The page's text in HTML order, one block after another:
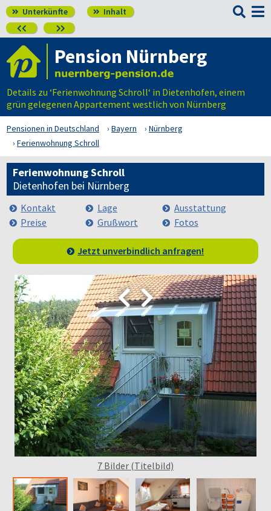
 Unterkünfte  Inhalt
 

Pension Nürnberg
Details zu ‘Ferienwohnung Schroll‘ in Dietenhofen, einem
grün gelegenen Appartement westlich von Nürnberg
Pensionen in Deutschland Bayern
Nürnberg
Ferienwohnung Schroll
Ferienwohnung Schroll
Dietenhofen bei Nürnberg
Kontakt Lage
Ausstattung
Preise
Grußwort Fotos
Jetzt unverbindlich anfragen!
 
7 Bilder (Titelbild)